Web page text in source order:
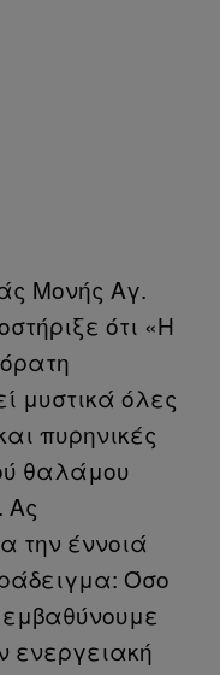
Μονής Αγ.
ότι «Η
μυστικά όλες
πυρηνικές
θαλάμου
Ας
την έννοιά
Όσο
ενεργειακή